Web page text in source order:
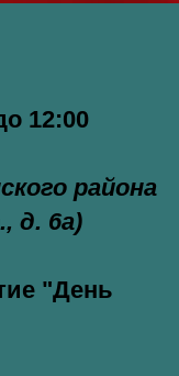
12:00
района
д. 6а)
"День